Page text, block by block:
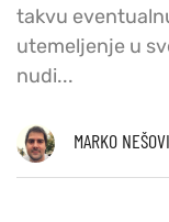
takvu
utemeljenje u
nudi...
MARKO